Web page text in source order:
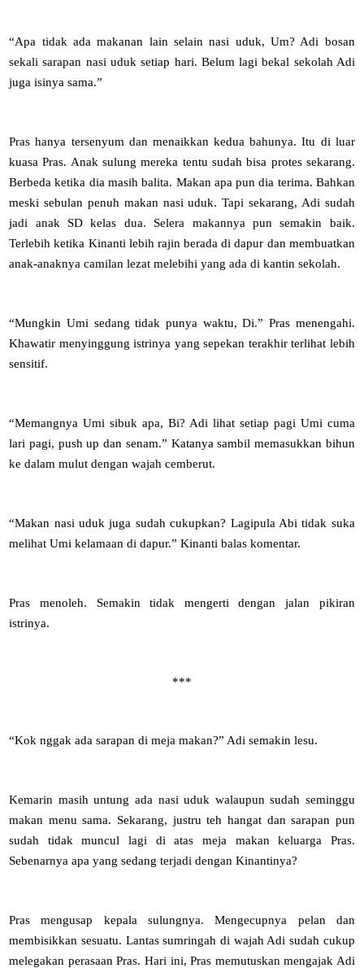
“Apa tidak ada makanan lain selain nasi uduk, Um? Adi bosan
sekali sarapan nasi uduk setiap hari. Belum lagi bekal sekolah Adi
juga isinya sama.”
Pras hanya tersenyum dan menaikkan kedua bahunya. Itu di luar
kuasa Pras. Anak sulung mereka tentu sudah bisa protes sekarang.
Berbeda ketika dia masih balita. Makan apa pun dia terima. Bahkan
meski sebulan penuh makan nasi uduk. Tapi sekarang, Adi sudah
jadi anak SD kelas dua. Selera makannya pun semakin baik.
Terlebih ketika Kinanti lebih rajin berada di dapur dan membuatkan
anak-anaknya camilan lezat melebihi yang ada di kantin sekolah.
“Mungkin Umi sedang tidak punya waktu, Di.” Pras menengahi.
Khawatir menyinggung istrinya yang sepekan terakhir terlihat lebih
sensitif.
“Memangnya Umi sibuk apa, Bi? Adi lihat setiap pagi Umi cuma
lari pagi, push up dan senam.” Katanya sambil memasukkan bihun
ke dalam mulut dengan wajah cemberut.
“Makan nasi uduk juga sudah cukupkan? Lagipula Abi tidak suka
melihat Umi kelamaan di dapur.” Kinanti balas komentar.
Pras menoleh. Semakin tidak mengerti dengan jalan pikiran
istrinya.
***
“Kok nggak ada sarapan di meja makan?” Adi semakin lesu.
Kemarin masih untung ada nasi uduk walaupun sudah seminggu
makan menu sama. Sekarang, justru teh hangat dan sarapan pun
sudah tidak muncul lagi di atas meja makan keluarga Pras.
Sebenarnya apa yang sedang terjadi dengan Kinantinya?
Pras mengusap kepala sulungnya. Mengecupnya pelan dan
membisikkan sesuatu. Lantas sumringah di wajah Adi sudah cukup
melegakan perasaan Pras. Hari ini, Pras memutuskan mengajak Adi